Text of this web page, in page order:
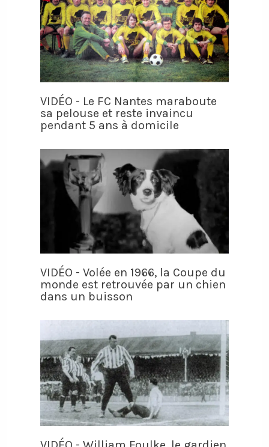
VIDÉO - Le FC Nantes maraboute
sa pelouse et reste invaincu
pendant 5 ans à domicile
VIDÉO - Volée en 1966, la Coupe du
monde est retrouvée par un chien
dans un buisson